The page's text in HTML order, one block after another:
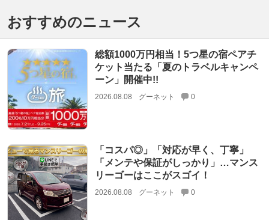
おすすめのニュース
総額1000万円相当！5つ星の宿ペアチ
ケット当たる「夏のトラベルキャンペ
ーン」開催中!!
2026.08.08 グーネット 0
「コスパ◎」「対応が早く、丁寧」
「メンテや保証がしっかり」…マンス
リーゴーはここがスゴイ！
2026.08.08 グーネット 0